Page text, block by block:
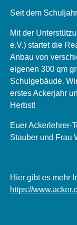
Seit dem
Mit der
e.V.) startet die
Anbau von
eigenen 300 qm
Schulgebäude.
erstes Ackerjahr
Herbst!
Euer Ackerlehrer-
Stauber und Frau
Hier gibt es mehr
https://